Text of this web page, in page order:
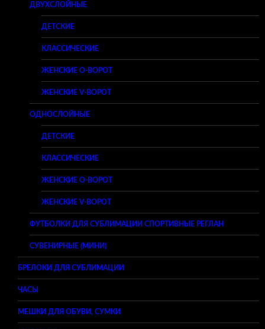
ДВУХСЛОЙНЫЕ
ДЕТСКИЕ
КЛАССИЧЕСКИЕ
ЖЕНСКИЕ O-ВОРОТ
ЖЕНСКИЕ V-ВОРОТ
ОДНОСЛОЙНЫЕ
ДЕТСКИЕ
КЛАССИЧЕСКИЕ
ЖЕНСКИЕ O-ВОРОТ
ЖЕНСКИЕ V-ВОРОТ
ФУТБОЛКИ ДЛЯ СУБЛИМАЦИИ СПОРТИВНЫЕ РЕГЛАН
СУВЕНИРНЫЕ (МИНИ)
БРЕЛОКИ ДЛЯ СУБЛИМАЦИИ
ЧАСЫ
МЕШКИ ДЛЯ ОБУВИ, СУМКИ